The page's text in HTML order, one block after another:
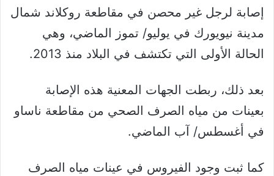
إصابة لرجل غير محصن في مقاطعة روكلاند شمال
مدينة نيويورك في يوليو/ تموز الماضي، وهي
الحالة الأولى التي تكتشف في البلاد منذ 2013.
بعد ذلك، ربطت الجهات المعنية هذه الإصابة
بعينات من مياه الصرف الصحي من مقاطعة ناساو
في أغسطس/ آب الماضي.
كما ثبت وجود الفيروس في عينات مياه الصرف